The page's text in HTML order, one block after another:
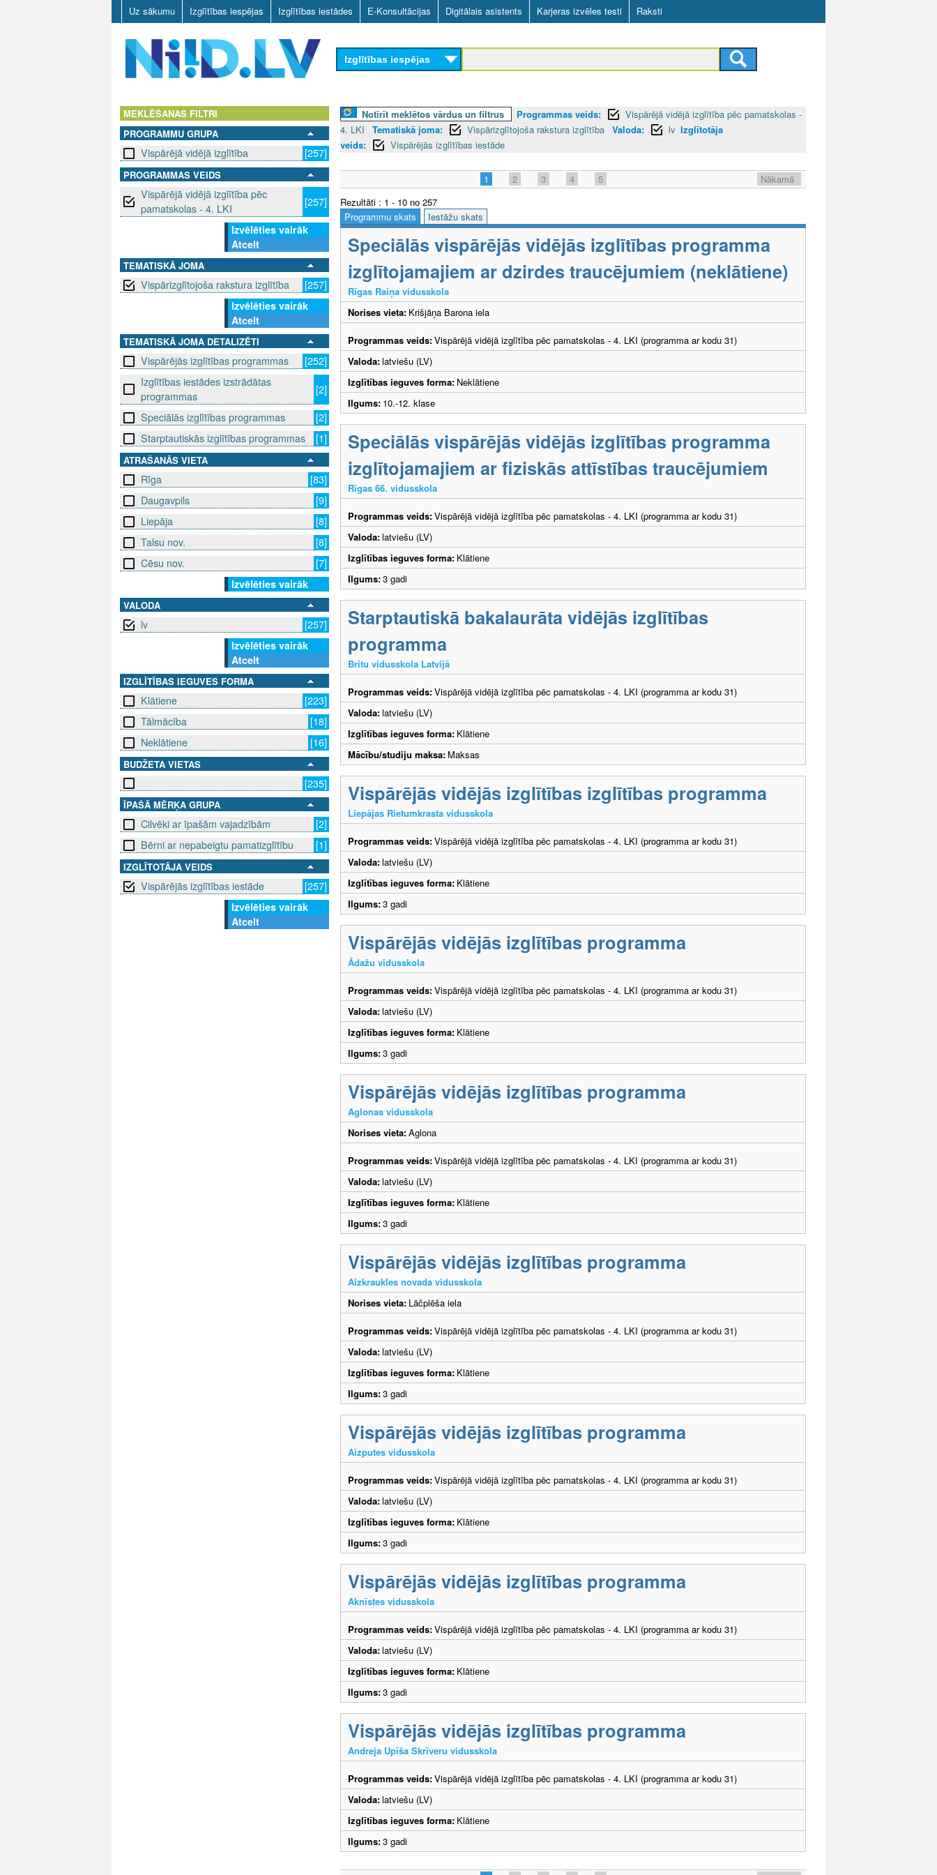
Skip
to
main
content
Uz sākumu Izglītības iespējas Izglītības iestādes E-Konsultācijas Digitālais asistents Karjeras izvēles testi Raksti
D
V
Izglītības iespējas
MEKLĒŠANAS FILTRI
PROGRAMMU GRUPA
Vispārējā vidējā izglītība [257]
PROGRAMMAS VEIDS
Vispārējā vidējā izglītība pēc
pamatskolas - 4. LKI
[257]
Izvēlēties vairāk
Atcelt
TEMATISKĀ JOMA
Vispārizglītojoša rakstura izglītība
[257]
Izvēlēties vairāk
Atcelt
TEMATISKĀ JOMA DETALIZĒTI
Vispārējās izglītības programmas
[252]
Izglītības iestādes izstrādātas
programmas
[2]
Speciālās izglītības programmas
[2]
Starptautiskās izglītības programmas
[1]
ATRAŠANĀS VIETA
Rīga
[83]
Daugavpils
[9]
Liepāja
[8]
Talsu nov.
[8]
Cēsu nov.
[7]
Izvēlēties vairāk
VALODA
lv
[257]
Izvēlēties vairāk
Atcelt
IZGLĪTĪBAS IEGUVES FORMA
Klātiene
[223]
Tālmācība
[18]
Neklātiene
[16]
BUDŽETA VIETAS
[235]
ĪPAŠĀ MĒRĶA GRUPA
Cilvēki ar īpašām vajadzībām
[2]
Bērni ar nepabeigtu pamatizglītību
[1]
IZGLĪTOTĀJA VEIDS
Vispārējās izglītības iestāde
[257]
Izvēlēties vairāk
Atcelt
Notīrīt meklētos vārdus un filtrus Programmas veids:
Vispārējā vidējā izglītība pēc pamatskolas -
4. LKI
Tematiskā joma: Vispārizglītojoša rakstura izglītība Valoda: lv Izglītotāja
veids:
Vispārējās izglītības iestāde
1 2 3 4 5
Nākamā
Rezultāti : 1 - 10 no 257
Programmu skats
Iestāžu skats
Speciālās vispārējās vidējās izglītības programma
izglītojamajiem ar dzirdes traucējumiem (neklātiene)
Rīgas Raiņa vidusskola
Norises vieta: Krišjāņa Barona iela
Programmas veids:Vispārējā vidējā izglītība pēc pamatskolas - 4. LKI (programma ar kodu 31)
Valoda:latviešu (LV)
Izglītības ieguves forma: Neklātiene
Ilgums: 10.-12. klase
Speciālās vispārējās vidējās izglītības programma
izglītojamajiem ar fiziskās attīstības traucējumiem
Rīgas 66. vidusskola
Programmas veids:Vispārējā vidējā izglītība pēc pamatskolas - 4. LKI (programma ar kodu 31)
Valoda:latviešu (LV)
Izglītības ieguves forma: Klātiene
Ilgums:3 gadi
Starptautiskā bakalaurāta vidējās izglītības
programma
Britu vidusskola Latvijā
Programmas veids:Vispārējā vidējā izglītība pēc pamatskolas - 4. LKI (programma ar kodu 31)
Valoda:latviešu (LV)
Izglītības ieguves forma: Klātiene
Mācību/studiju maksa: Maksas
Vispārējās vidējās izglītības izglītības programma
Liepājas Rietumkrasta vidusskola
Programmas veids:Vispārējā vidējā izglītība pēc pamatskolas - 4. LKI (programma ar kodu 31)
Valoda:latviešu (LV)
Izglītības ieguves forma: Klātiene
Ilgums:3 gadi
Vispārējās vidējās izglītības programma
Ādažu vidusskola
Programmas veids:Vispārējā vidējā izglītība pēc pamatskolas - 4. LKI (programma ar kodu 31)
Valoda:latviešu (LV)
Izglītības ieguves forma: Klātiene
Ilgums:3 gadi
Vispārējās vidējās izglītības programma
Aglonas vidusskola
Norises vieta:Aglona
Programmas veids:Vispārējā vidējā izglītība pēc pamatskolas - 4. LKI (programma ar kodu 31)
Valoda:latviešu (LV)
Izglītības ieguves forma: Klātiene
Ilgums:3 gadi
Vispārējās vidējās izglītības programma
Aizkraukles novada vidusskola
Norises vieta: Lāčplēša iela
Programmas veids:Vispārējā vidējā izglītība pēc pamatskolas - 4. LKI (programma ar kodu 31)
Valoda:latviešu (LV)
Izglītības ieguves forma: Klātiene
Ilgums:3 gadi
Vispārējās vidējās izglītības programma
Aizputes vidusskola
Programmas veids:Vispārējā vidējā izglītība pēc pamatskolas - 4. LKI (programma ar kodu 31)
Valoda:latviešu (LV)
Izglītības ieguves forma: Klātiene
Ilgums:3 gadi
Vispārējās vidējās izglītības programma
Aknīstes vidusskola
Programmas veids:Vispārējā vidējā izglītība pēc pamatskolas - 4. LKI (programma ar kodu 31)
Valoda:latviešu (LV)
Izglītības ieguves forma: Klātiene
Ilgums:3 gadi
Vispārējās vidējās izglītības programma
Andreja Upīša Skrīveru vidusskola
Programmas veids:Vispārējā vidējā izglītība pēc pamatskolas - 4. LKI (programma ar kodu 31)
Valoda:latviešu (LV)
Izglītības ieguves forma: Klātiene
Ilgums:3 gadi